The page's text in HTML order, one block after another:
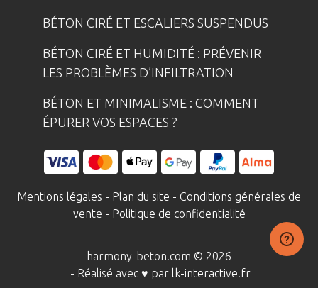
BÉTON CIRÉ ET ESCALIERS SUSPENDUS
BÉTON CIRÉ ET HUMIDITÉ : PRÉVENIR
LES PROBLÈMES D’INFILTRATION
BÉTON ET MINIMALISME : COMMENT
ÉPURER VOS ESPACES ?
Mentions légales - Plan du site - Conditions générales de
vente - Politique de confidentialité
harmony-beton.com © 2026
- Réalisé avec ♥ par lk-interactive.fr